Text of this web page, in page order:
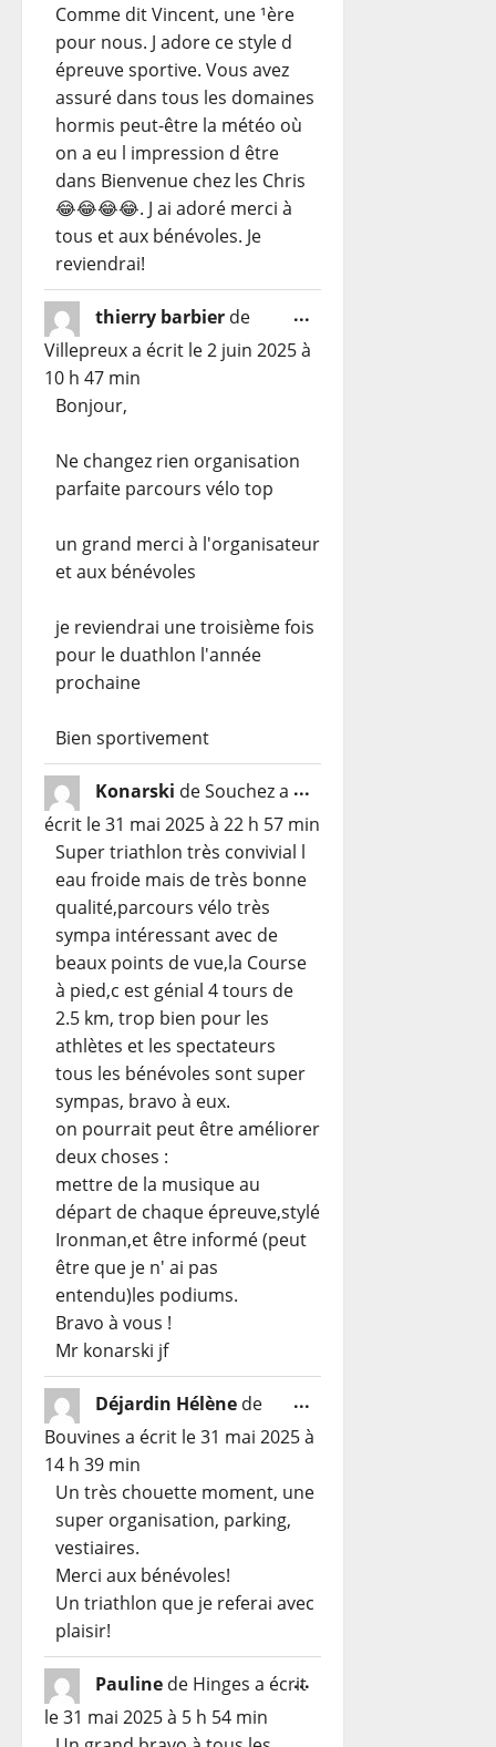
Comme dit Vincent, une ¹ère
pour nous. J adore ce style d
épreuve sportive. Vous avez
assuré dans tous les domaines
hormis peut-être la météo où
on a eu l impression d être
dans Bienvenue chez les Chris
😂😂😂😂. J ai adoré merci à
tous et aux bénévoles. Je
reviendrai!
thierry barbier de
Villepreuxa écrit le2 juin 2025à
10 h 47 min
Bonjour,
Ne changez rien organisation
parfaite parcours vélo top
un grand merci à l'organisateur
et aux bénévoles
je reviendrai une troisième fois
pour le duathlon l'année
prochaine
Bien sportivement
...Ouvrir/Fermer
cette
Konarski deSoucheza
écrit le31 mai 2025à 22 h 57 min
Super triathlon très convivial l
eau froide mais de très bonne
qualité,parcours vélo très
sympa intéressant avec de
beaux points de vue,la Course
à pied,c est génial 4 tours de
2.5 km, trop bien pour les
athlètes et les spectateurs
tous les bénévoles sont super
sympas, bravo à eux.
on pourrait peut être améliorer
deux choses :
mettre de la musique au
départ de chaque épreuve,stylé
Ironman,et être informé (peut
être que je n' ai pas
entendu)les podiums.
Bravo à vous !
Mr konarski jf
...Ouvrir/Fermer
cette
Déjardin Hélène de
Bouvines a écrit le31 mai 2025à
14 h 39 min
Un très chouette moment, une
super organisation, parking,
vestiaires.
Merci aux bénévoles!
Un triathlon que je referai avec
plaisir!
...Ouvrir/Fermer
cette
méta.
Pauline de Hinges a écrit
le31 mai 2025à 5 h 54 min
...Ouvrir/Fermer